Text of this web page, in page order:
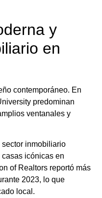
y
en
contemporáneo. En
predominan
ventanales y
sector inmobiliario
icónicas en
of Realtors reportó más
2023, lo que
local.